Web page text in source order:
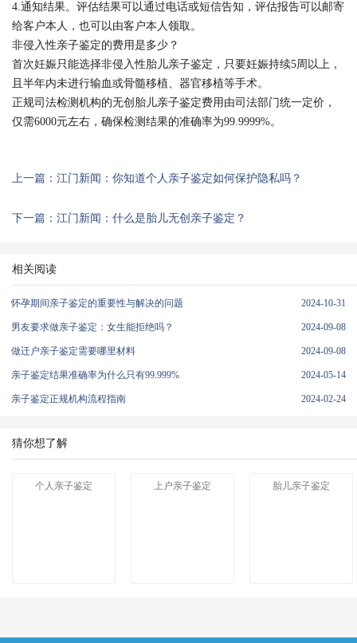
4.通知结果。评估结果可以通过电话或短信告知，评估报告可以邮寄
给客户本人，也可以由客户本人领取。
非侵入性亲子鉴定的费用是多少？
首次妊娠只能选择非侵入性胎儿亲子鉴定，只要妊娠持续5周以上，
且半年内未进行输血或骨髓移植、器官移植等手术。
正规司法检测机构的无创胎儿亲子鉴定费用由司法部门统一定价，
仅需6000元左右，确保检测结果的准确率为99.9999%。
上一篇：江门新闻：你知道个人亲子鉴定如何保护隐私吗？
下一篇：江门新闻：什么是胎儿无创亲子鉴定？
相关阅读
怀孕期间亲子鉴定的重要性与解决的问题 2024-10-31
男友要求做亲子鉴定：女生能拒绝吗？ 2024-09-08
做迁户亲子鉴定需要哪里材料 2024-09-08
亲子鉴定结果准确率为什么只有99.999% 2024-05-14
亲子鉴定正规机构流程指南 2024-02-24
猜你想了解
个人亲子鉴定 上户亲子鉴定 胎儿亲子鉴定